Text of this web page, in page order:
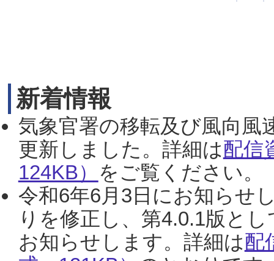
新着情報
気象官署の移転及び風向風
更新しました。詳細は配信
124KB） をご覧ください。
令和6年6月3日にお知らせ
りを修正し、第4.0.1版と
お知らせします。詳細は配